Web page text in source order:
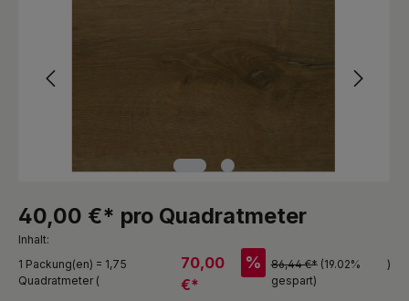
40,00 €* pro Quadratmeter
Inhalt:
1 Packung(en) = 1,75
Quadratmeter (
70,00
€*
% 86,44 €* (19.02%
gespart)
)